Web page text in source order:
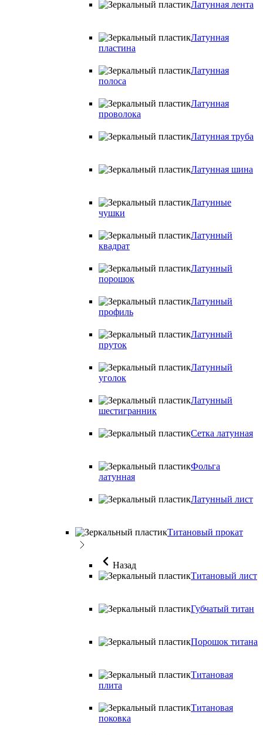
Латунная лента
Латунная
пластина
Латунная
полоса
Латунная
проволока
Латунная труба
Латунная шина
Латунные
чушки
Латунный
квадрат
Латунный
порошок
Латунный
профиль
Латунный
пруток
Латунный
уголок
Латунный
шестигранник
Сетка латунная
Фольга
латунная
Латунный лист
Титановый прокат
Назад
Титановый лист
Губчатый титан
Порошок титана
Титановая
плита
Титановая
поковка